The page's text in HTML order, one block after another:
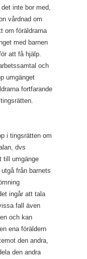
inte bor med,
vårdnad om
om föräldrarna
med barnen
att få hjälp.
och
umgänget
fortfarande
i tingsrätten om
dvs
till umgänge
från barnets
ingår att tala
fall även
och kan
ena föräldern
den andra,
den andra